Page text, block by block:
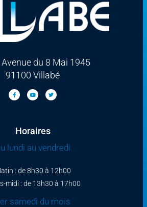
du 8 Mai 1945
91100 Villabé
Horaires
lundi au vendredi
: de 8h30 à 12h00
midi : de 13h30 à 17h00
samedi du mois